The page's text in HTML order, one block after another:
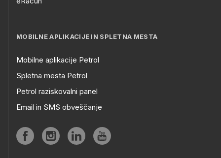
MOBILNE APLIKACIJE IN SPLETNA MESTA
Mobilne aplikacije Petrol
Spletna mesta Petrol
Petrol raziskovalni panel
Email in SMS obveščanje